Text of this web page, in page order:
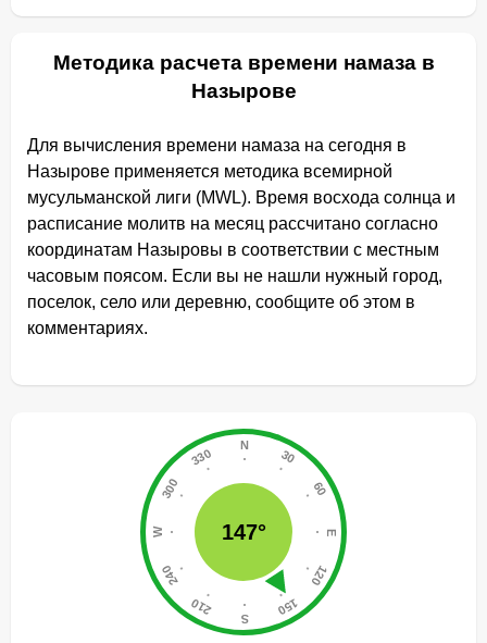
Методика расчета времени намаза в
Назырове
Для вычисления времени намаза на сегодня в
Назырове применяется методика всемирной
мусульманской лиги (MWL). Время восхода солнца и
расписание молитв на месяц рассчитано согласно
координатам Назыровы в соответствии с местным
часовым поясом. Если вы не нашли нужный город,
поселок, село или деревню, сообщите об этом в
комментариях.
147°